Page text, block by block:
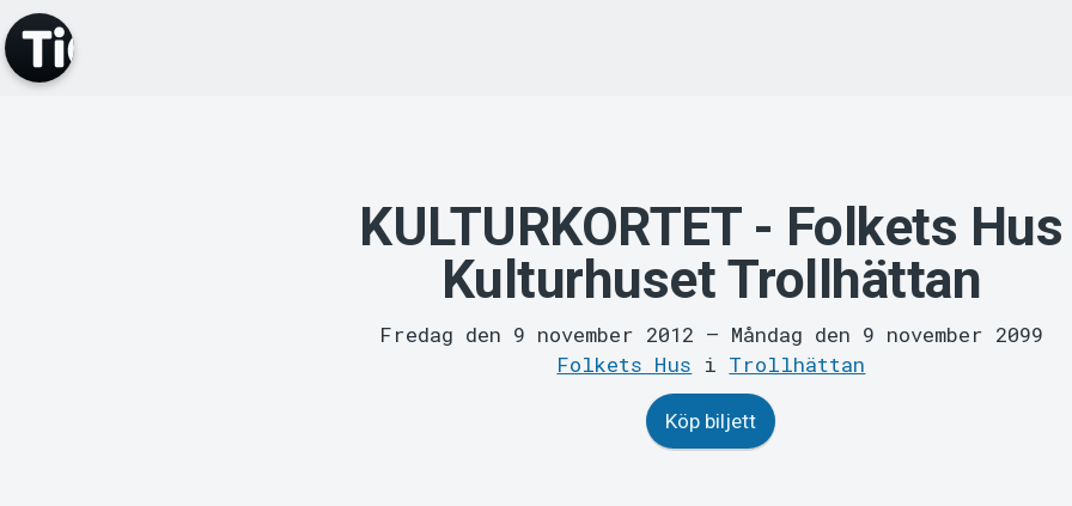
KULTURKORTET - Folkets Hus
Kulturhuset Trollhättan
Fredag den 9 november 2012 – Måndag den 9 november 2099
Folkets Hus i Trollhättan
Köp biljett